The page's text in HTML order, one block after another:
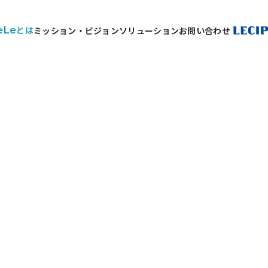
とはミッション・ビジョンソリューションお問い合わせ